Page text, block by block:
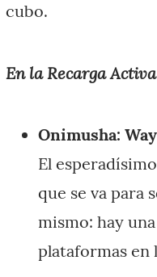
cubo.
En la Recarga
Onimusha:
El
que se va para
mismo: hay
plataformas en